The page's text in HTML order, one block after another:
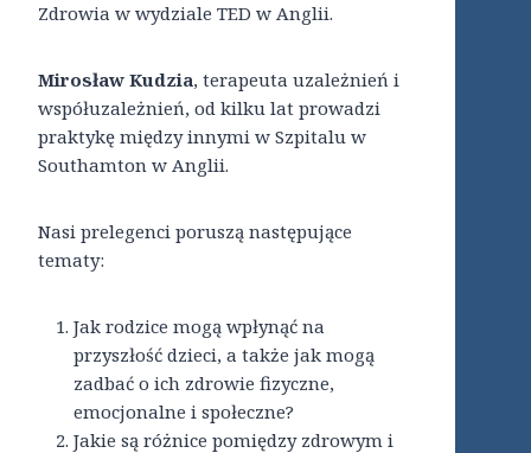
Zdrowia w wydziale TED w Anglii.
Mirosław Kudzia, terapeuta uzależnień i
współuzależnień, od kilku lat prowadzi
praktykę między innymi w Szpitalu w
Southamton w Anglii.
Nasi prelegenci poruszą następujące
tematy:
Jak rodzice mogą wpłynąć na
przyszłość dzieci, a także jak mogą
zadbać o ich zdrowie fizyczne,
emocjonalne i społeczne?
Jakie są różnice pomiędzy zdrowym i